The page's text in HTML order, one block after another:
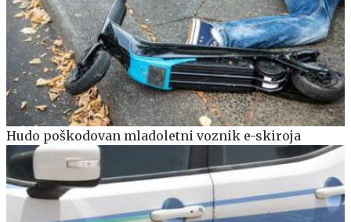
Hudo poškodovan mladoletni voznik e-skiroja